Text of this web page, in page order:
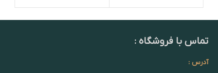
تماس با فروشگاه :
آدرس :